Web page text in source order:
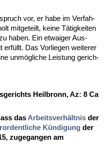
vor, er ha­be im Ver­fah­
mit­ge­teilt, kei­ne Tätig­kei­ten
ha­ben. Ein et­wai­ger Aus­
erfüllt. Das Vor­lie­gen wei­te­rer
unmögli­che Leis­tung ge­rich­
Heil­bronn, Az: 8 Ca
das Ar­beits­verhält­nis der
Kündi­gung der
zu­ge­gan­gen am